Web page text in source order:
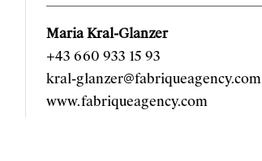
Maria Kral-Glanzer
+43 660 933 15 93
kral-glanzer@fabriqueagency.com
www.fabriqueagency.com